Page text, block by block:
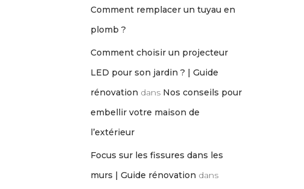
Comment remplacer un tuyau en
plomb ?
Comment choisir un projecteur
LED pour son jardin ? | Guide
rénovation dans Nos conseils pour
embellir votre maison de
l’extérieur
Focus sur les fissures dans les
murs | Guide rénovation dans